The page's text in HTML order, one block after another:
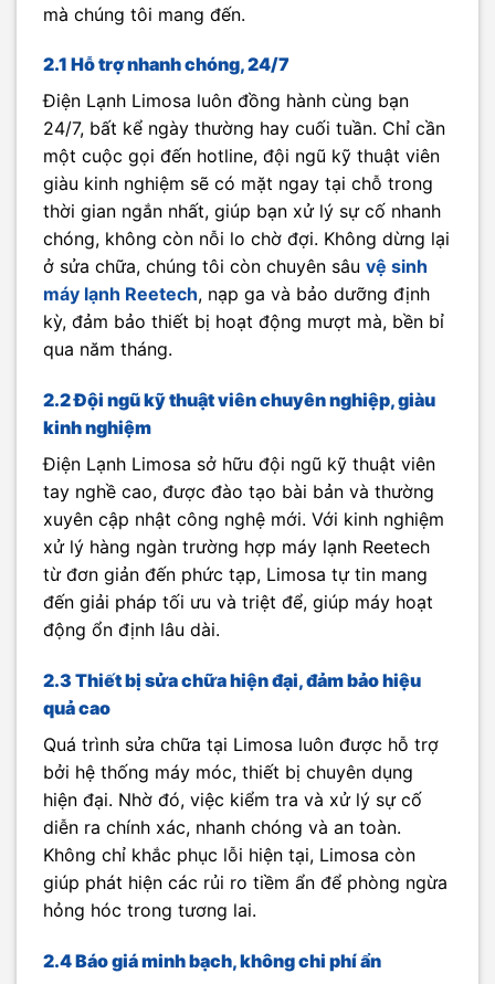
mà chúng tôi mang đến.
2.1 Hỗ trợ nhanh chóng, 24/7
Điện Lạnh Limosa luôn đồng hành cùng bạn
24/7, bất kể ngày thường hay cuối tuần. Chỉ cần
một cuộc gọi đến hotline, đội ngũ kỹ thuật viên
giàu kinh nghiệm sẽ có mặt ngay tại chỗ trong
thời gian ngắn nhất, giúp bạn xử lý sự cố nhanh
chóng, không còn nỗi lo chờ đợi. Không dừng lại
ở sửa chữa, chúng tôi còn chuyên sâu vệ sinh
máy lạnh Reetech, nạp ga và bảo dưỡng định
kỳ, đảm bảo thiết bị hoạt động mượt mà, bền bỉ
qua năm tháng.
2.2 Đội ngũ kỹ thuật viên chuyên nghiệp, giàu
kinh nghiệm
Điện Lạnh Limosa sở hữu đội ngũ kỹ thuật viên
tay nghề cao, được đào tạo bài bản và thường
xuyên cập nhật công nghệ mới. Với kinh nghiệm
xử lý hàng ngàn trường hợp máy lạnh Reetech
từ đơn giản đến phức tạp, Limosa tự tin mang
đến giải pháp tối ưu và triệt để, giúp máy hoạt
động ổn định lâu dài.
2.3 Thiết bị sửa chữa hiện đại, đảm bảo hiệu
quả cao
Quá trình sửa chữa tại Limosa luôn được hỗ trợ
bởi hệ thống máy móc, thiết bị chuyên dụng
hiện đại. Nhờ đó, việc kiểm tra và xử lý sự cố
diễn ra chính xác, nhanh chóng và an toàn.
Không chỉ khắc phục lỗi hiện tại, Limosa còn
giúp phát hiện các rủi ro tiềm ẩn để phòng ngừa
hỏng hóc trong tương lai.
2.4 Báo giá minh bạch, không chi phí ẩn